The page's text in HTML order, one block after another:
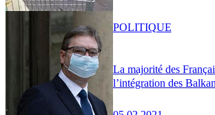
La majorité des
l’intégration des
POLITIQUE